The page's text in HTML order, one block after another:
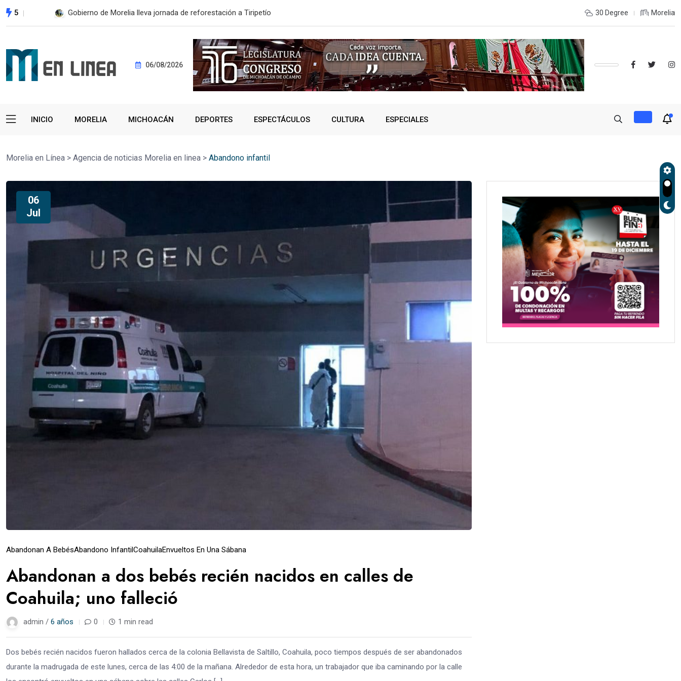
5 Gobierno de Morelia lleva jornada de reforestación a Tiripetío ESTE MIÉRCOLES, UMSNH LANZA TERCERA CONVOCATORIA DE NUEVO
30 Degree Morelia
06/08/2026
INICIO MORELIA MICHOACÁN DEPORTES ESPECTÁCULOS CULTURA ESPECIALES
Morelia en Línea > Agencia de noticias Morelia en linea > Abandono infantil
06
Jul
Abandonan A BebésAbandono InfantilCoahuilaEnvueltos En Una Sábana
Abandonan a dos bebés recién nacidos en calles de
Coahuila; uno falleció
admin / 6 años 0 1 min read
Dos bebés recién nacidos fueron hallados cerca de la colonia Bellavista de Saltillo, Coahuila, poco tiempos después de ser abandonados
durante la madrugada de este lunes, cerca de las 4:00 de la mañana. Alrededor de esta hora, un trabajador que iba caminando por la calle